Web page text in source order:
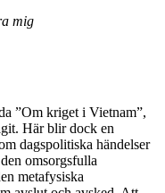
mig
”Om kriget i Vietnam”,
Här blir dock en
dagspolitiska händelser
omsorgsfulla
metafysiska